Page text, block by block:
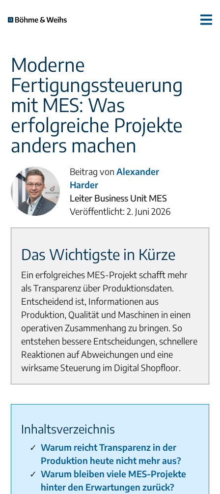
Moderne
Fertigungssteuerung
mit MES: Was
erfolgreiche Projekte
anders machen
Beitrag vonAlexander
Harder
Leiter Business Unit MES
Veröffentlicht: 2. Juni 2026
Das Wichtigste in Kürze
Ein erfolgreiches MES-Projekt schafft mehr
als Transparenz über Produktionsdaten.
Entscheidend ist, Informationen aus
Produktion, Qualität und Maschinen in einen
operativen Zusammenhang zu bringen. So
entstehen bessere Entscheidungen, schnellere
Reaktionen auf Abweichungen und eine
wirksame Steuerung im Digital Shopfloor.
Inhaltsverzeichnis
Warum reicht Transparenz in der
Produktion heute nicht mehr aus?
Warum bleiben viele MES-Projekte
hinter den Erwartungen zurück?